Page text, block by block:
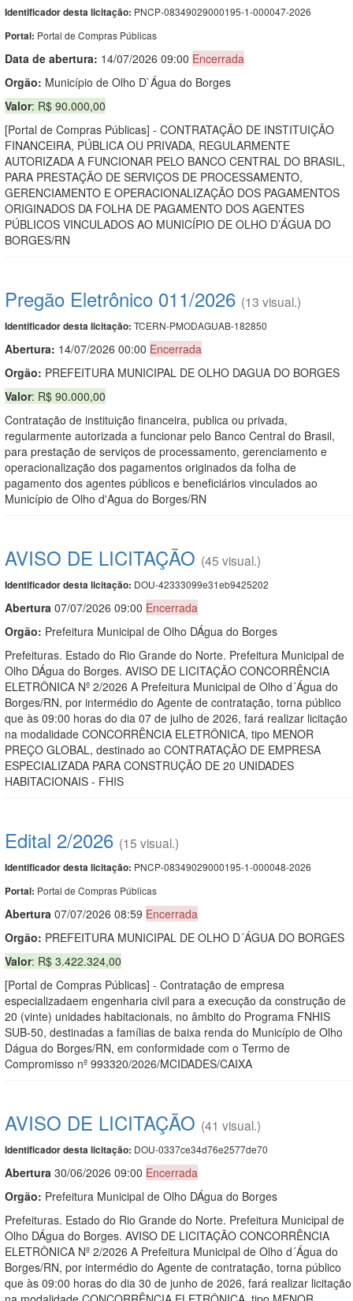
Identificador desta licitação: PNCP-08349029000195-1-000047-2026
Portal: Portal de Compras Públicas
Data de abertura: 14/07/2026 09:00 Encerrada
Orgão: Município de Olho D`Água do Borges
Valor: R$ 90.000,00
[Portal de Compras Públicas] - CONTRATAÇÃO DE INSTITUIÇÃO
FINANCEIRA, PÚBLICA OU PRIVADA, REGULARMENTE
AUTORIZADA A FUNCIONAR PELO BANCO CENTRAL DO BRASIL,
PARA PRESTAÇÃO DE SERVIÇOS DE PROCESSAMENTO,
GERENCIAMENTO E OPERACIONALIZAÇÃO DOS PAGAMENTOS
ORIGINADOS DA FOLHA DE PAGAMENTO DOS AGENTES
PÚBLICOS VINCULADOS AO MUNICÍPIO DE OLHO D’ÁGUA DO
BORGES/RN
Pregão Eletrônico 011/2026 (13 visual.)
Identificador desta licitação: TCERN-PMODAGUAB-182850
Abertura: 14/07/2026 00:00 Encerrada
Orgão: PREFEITURA MUNICIPAL DE OLHO DAGUA DO BORGES
Valor: R$ 90.000,00
Contratação de instituição financeira, publica ou privada,
regularmente autorizada a funcionar pelo Banco Central do Brasil,
para prestação de serviços de processamento, gerenciamento e
operacionalização dos pagamentos originados da folha de
pagamento dos agentes públicos e beneficiários vinculados ao
Município de Olho d'Agua do Borges/RN
AVISO DE LICITAÇÃO (45 visual.)
Identificador desta licitação: DOU-42333099e31eb9425202
Abertura 07/07/2026 09:00 Encerrada
Orgão: Prefeitura Municipal de Olho DÁgua do Borges
Prefeituras. Estado do Rio Grande do Norte. Prefeitura Municipal de
Olho DÁgua do Borges. AVISO DE LICITAÇÃO CONCORRÊNCIA
ELETRÔNICA Nº 2/2026 A Prefeitura Municipal de Olho d´Água do
Borges/RN, por intermédio do Agente de contratação, torna público
que às 09:00 horas do dia 07 de julho de 2026, fará realizar licitação
na modalidade CONCORRÊNCIA ELETRÔNICA, tipo MENOR
PREÇO GLOBAL, destinado ao CONTRATAÇÃO DE EMPRESA
ESPECIALIZADA PARA CONSTRUÇÃO DE 20 UNIDADES
HABITACIONAIS - FHIS
Edital 2/2026 (15 visual.)
Identificador desta licitação: PNCP-08349029000195-1-000048-2026
Portal: Portal de Compras Públicas
Abertura 07/07/2026 08:59 Encerrada
Orgão: PREFEITURA MUNICIPAL DE OLHO D´ÁGUA DO BORGES
Valor: R$ 3.422.324,00
[Portal de Compras Públicas] - Contratação de empresa
especializadaem engenharia civil para a execução da construção de
20 (vinte) unidades habitacionais, no âmbito do Programa FNHIS
SUB-50, destinadas a famílias de baixa renda do Município de Olho
Dágua do Borges/RN, em conformidade com o Termo de
Compromisso nº 993320/2026/MCIDADES/CAIXA
AVISO DE LICITAÇÃO (41 visual.)
Identificador desta licitação: DOU-0337ce34d76e2577de70
Abertura 30/06/2026 09:00 Encerrada
Orgão: Prefeitura Municipal de Olho DÁgua do Borges
Prefeituras. Estado do Rio Grande do Norte. Prefeitura Municipal de
Olho DÁgua do Borges. AVISO DE LICITAÇÃO CONCORRÊNCIA
ELETRÔNICA Nº 2/2026 A Prefeitura Municipal de Olho d´Água do
Borges/RN, por intermédio do Agente de contratação, torna público
que às 09:00 horas do dia 30 de junho de 2026, fará realizar licitação